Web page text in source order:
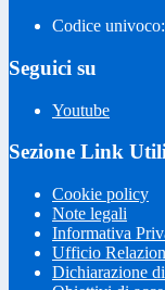
Codice
Seguici su
Youtube
Sezione Link
Cookie policy
Note legali
Informativa
Ufficio
Dichiarazione